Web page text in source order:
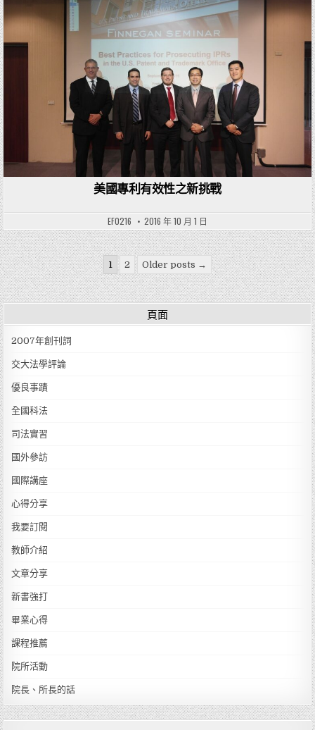
Posted in
美國專利有效性之新挑戰
EF0216 2016 年 10 月 1 日
文章分頁 1 2 Older posts →
頁面
2007年創刊詞
交大法學評論
優良事蹟
全國科法
司法實習
國外參訪
國際講座
心得分享
我要訂閱
教師介紹
文章分享
新書強打
畢業心得
課程推薦
院所活動
院長、所長的話